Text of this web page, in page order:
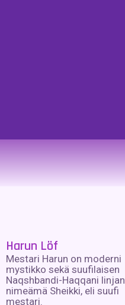
Harun Löf
Mestari Harun on moderni
mystikko sekä suufilaisen
Naqshbandi-Haqqani linjan
nimeämä Sheikki, eli suufi
mestari.